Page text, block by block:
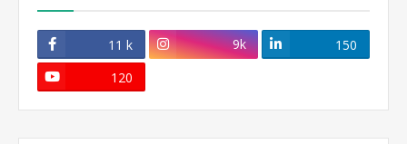
11 k 9k
150
120